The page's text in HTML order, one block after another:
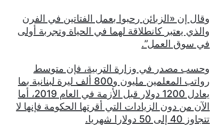
وقال إن «الزبائن رحبوا بعمل الفتاتين في الفرن
والذي يعتبر كانطلاقة لهما في الحياة وتجربة أولى
في سوق العمل”.
وحسب مصدر في وزارة التربية، فإن متوسط
رواتب المعلمين مليون و800 ألف ليرة لبنانية بما
يعادل 1200 دولار قبل الأزمة في العام 2019، أما
الآن من دون الزيادات التي أقرتها الحكومة فإنها لا
تتجاوز 40 إلى 50 دولارا شهريا.